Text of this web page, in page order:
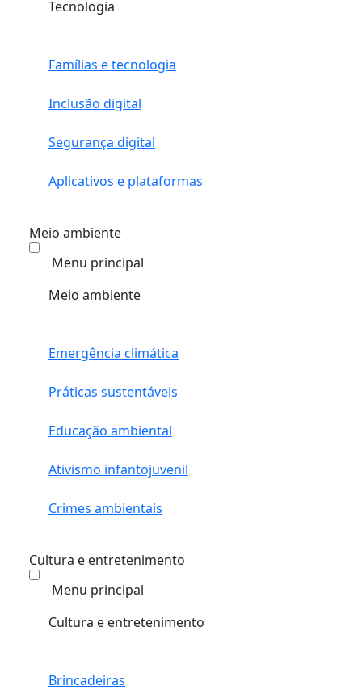
Tecnologia
Famílias e tecnologia
Inclusão digital
Segurança digital
Aplicativos e plataformas
Meio ambiente
Menu principal
Meio ambiente
Emergência climática
Práticas sustentáveis
Educação ambiental
Ativismo infantojuvenil
Crimes ambientais
Cultura e entretenimento
Menu principal
Cultura e entretenimento
Brincadeiras